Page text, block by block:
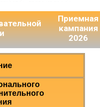
Приемная
кампания
2026